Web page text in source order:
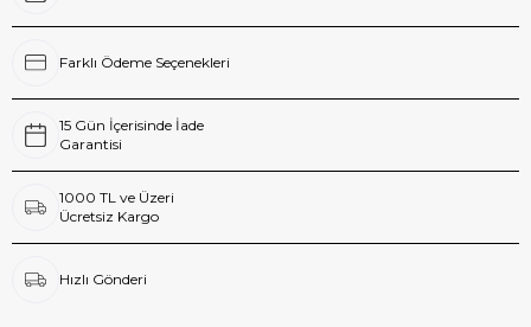
Farklı Ödeme Seçenekleri
15 Gün İçerisinde İade
Garantisi
1000 TL ve Üzeri
Ücretsiz Kargo
Hızlı Gönderi